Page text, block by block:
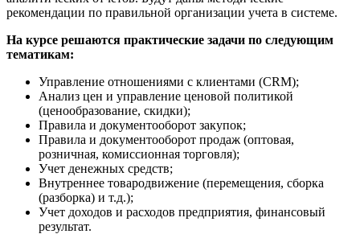
рекомендации по правильной организации учета в системе.
На курсе решаются практические задачи по следующим
тематикам:
Управление отношениями с клиентами (CRM);
Анализ цен и управление ценовой политикой
(ценообразование, скидки);
Правила и документооборот закупок;
Правила и документооборот продаж (оптовая,
розничная, комиссионная торговля);
Учет денежных средств;
Внутреннее товародвижение (перемещения, сборка
(разборка) и т.д.);
Учет доходов и расходов предприятия, финансовый
результат.